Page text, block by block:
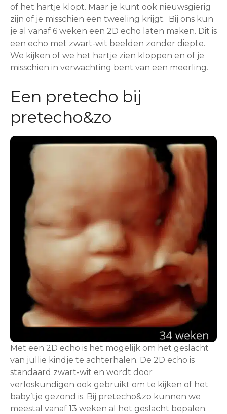
of het hartje klopt. Maar je kunt ook nieuwsgierig
zijn of je misschien een tweeling krijgt. Bij ons kun
je al vanaf 6 weken een 2D echo laten maken. Dit is
een echo met zwart-wit beelden zonder diepte.
We kijken of we het hartje zien kloppen en of je
misschien in verwachting bent van een meerling.
Een pretecho bij
pretecho&zo
Met een 2D echo is het mogelijk om het geslacht
van jullie kindje te achterhalen. De 2D echo is
standaard zwart-wit en wordt door
verloskundigen ook gebruikt om te kijken of het
baby’tje gezond is. Bij pretecho&zo kunnen we
meestal vanaf 13 weken al het geslacht bepalen.